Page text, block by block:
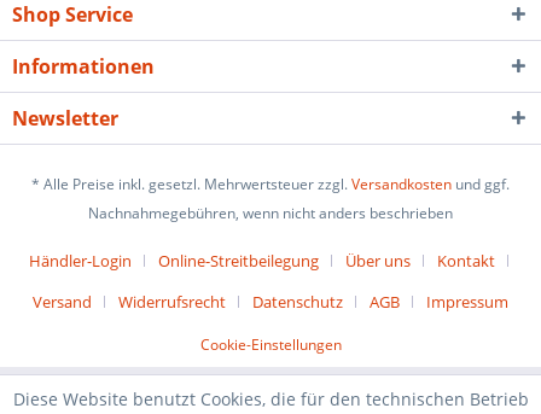
Shop Service
Informationen
Newsletter
* Alle Preise inkl. gesetzl. Mehrwertsteuer zzgl.Versandkosten und ggf.
Nachnahmegebühren, wenn nicht anders beschrieben
Händler-Login Online-Streitbeilegung Über uns
Kontakt
Versand
Widerrufsrecht Datenschutz AGB Impressum
Cookie-Einstellungen
Diese Website benutzt Cookies, die für den technischen Betrieb